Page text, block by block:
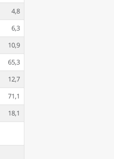
4,8
6,3
10,9
65,3
12,7
71,1
18,1